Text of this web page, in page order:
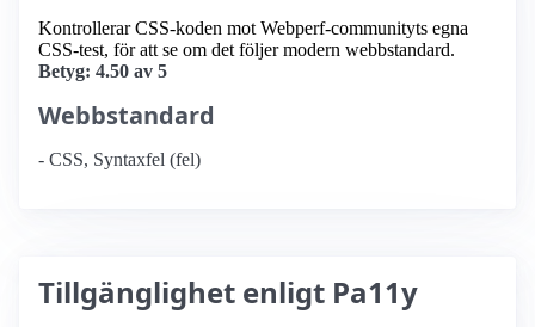
Kontrollerar CSS-koden mot Webperf-communityts egna
CSS-test, för att se om det följer modern webbstandard.
Betyg: 4.50 av 5
Webbstandard
- CSS, Syntaxfel (fel)
Tillgänglighet enligt Pa11y